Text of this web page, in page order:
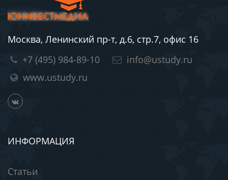
Москва, Ленинский пр-т, д.6, стр.7, офис 16
+7 (495) 984-89-10
info@ustudy.ru
www.ustudy.ru
ИНФОРМАЦИЯ
Статьи